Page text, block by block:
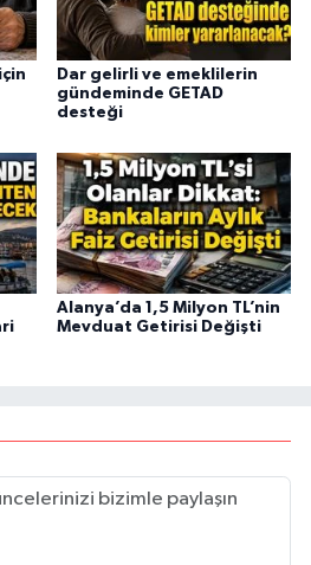
Dar gelirli ve emeklilerin
gündeminde GETAD
desteği
Alanya’da 1,5 Milyon TL’nin
Mevduat Getirisi Değişti